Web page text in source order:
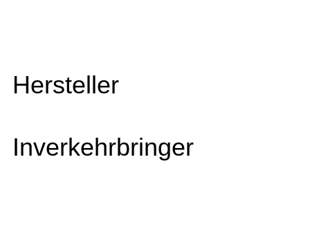
Hersteller
Inverkehrbringer